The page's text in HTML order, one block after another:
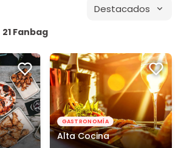
21 Fanbag
Destacados
GASTRONOMÍA
Alta Cocina